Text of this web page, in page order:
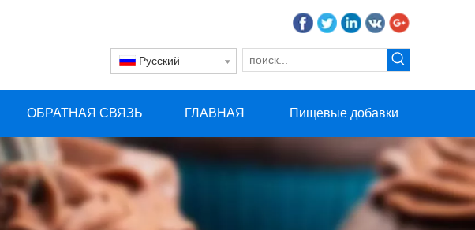
Pусский
ОБРАТНАЯ СВЯЗЬ ГЛАВНАЯ Пищевые добавки